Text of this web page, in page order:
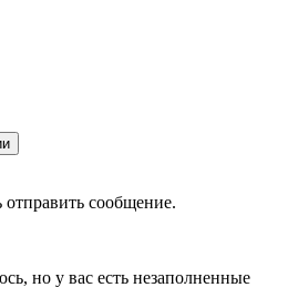
сообщение.
но у вас есть незаполненные